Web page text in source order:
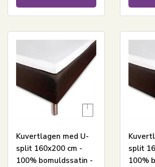
Kuvertlagen med U-
split 160x200 cm -
100% bomuldssatin -
split
100%